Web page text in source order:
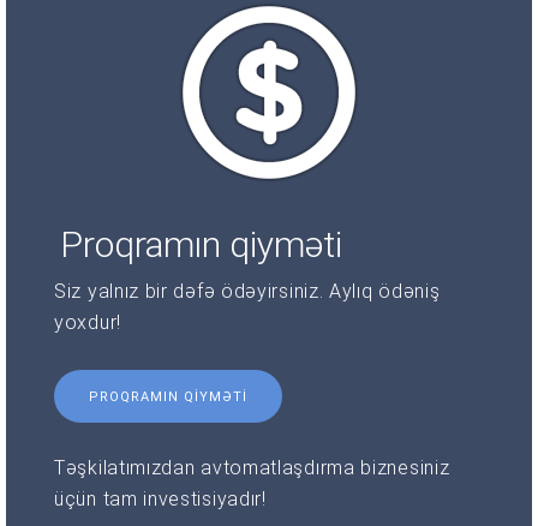
Proqramın qiyməti
Siz yalnız bir dəfə ödəyirsiniz. Aylıq ödəniş
yoxdur!
PROQRAMIN QIYMƏTI
Təşkilatımızdan avtomatlaşdırma biznesiniz
üçün tam investisiyadır!